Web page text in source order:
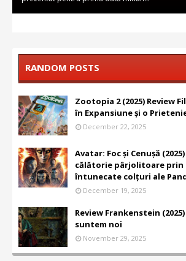
RANDOM POSTS
Zootopia 2 (2025) Review
în Expansiune și o
December 22, 2025
Avatar: Foc și Cenușă
călătorie pârjolitoare prin
întunecate colțuri ale
December 19, 2025
Review Frankenstein
suntem noi
November 29, 2025